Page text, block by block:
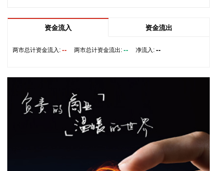
务接口。公司董事长王文京对证券时报记者表示，AI浪潮为企
占比快速提升。
中式新能源发电企业集中报价工作实施方案（试行）》，对辽
宁、吉林、黑龙江三省集中式风电、光伏发电企业的市场报价
行为作出系统性规范。其中明确，原则上仅允许同一集团（同
一母公司、同一控股股东、同一实际控制人等）内同一省的新
能源发电企业进行集中报价，禁止跨集团、跨省集中报价。禁
止具有竞争关系的经营者达成固定或变更商品关系的垄断协
资金流入 资金流出
两市总计资金流入: -- 两市总计资金流出: -- 净流入: --